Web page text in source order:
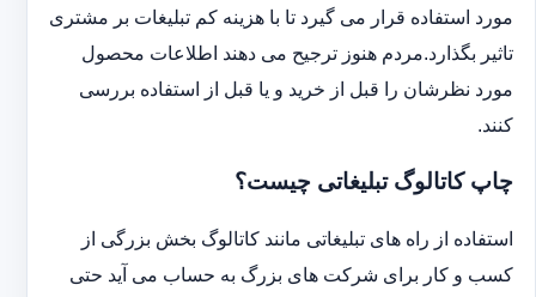
مورد استفاده قرار می گیرد تا با هزینه کم تبلیغات بر مشتری
تاثیر بگذارد.مردم هنوز ترجیح می دهند اطلاعات محصول
مورد نظرشان را قبل از خرید و یا قبل از استفاده بررسی
کنند.
چاپ کاتالوگ تبلیغاتی چیست؟
استفاده از راه های تبلیغاتی مانند کاتالوگ بخش بزرگی از
کسب و کار برای شرکت های بزرگ به حساب می آید حتی